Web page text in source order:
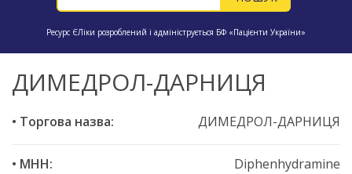
Ресурс ЄЛіки розроблений і адмініструється БФ «Пацієнти України»
ДИМЕДРОЛ-ДАРНИЦЯ
• Торгова назва: ДИМЕДРОЛ-ДАРНИЦЯ
• МНН: Diphenhydramine